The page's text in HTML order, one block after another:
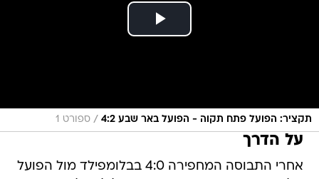
תקציר: הפועל פתח תקוה - הפועל באר שבע 4:2 / ספורט 1
על הדרך
אחרי התבוסה המחפירה 4:0 בבלומפילד מול הפועל